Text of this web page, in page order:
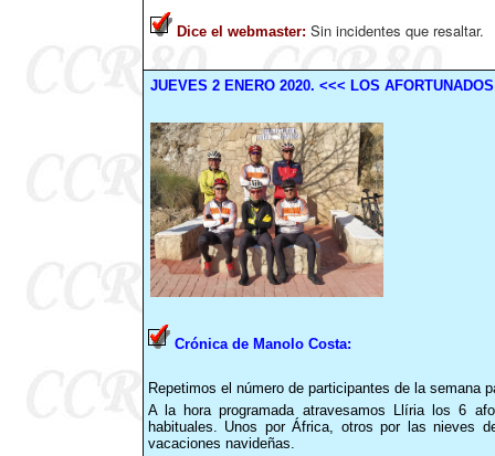
Dice el webmaster: Sin incidentes que resaltar.
JUEVES 2ENERO 2020. <<< LOS
Crónica de Manolo Costa:
Repetimos el número de participantes de la semana
A la hora programada atravesamos Llíria los 6
habituales. Unos por África, otros por las nieves
vacaciones navideñas.